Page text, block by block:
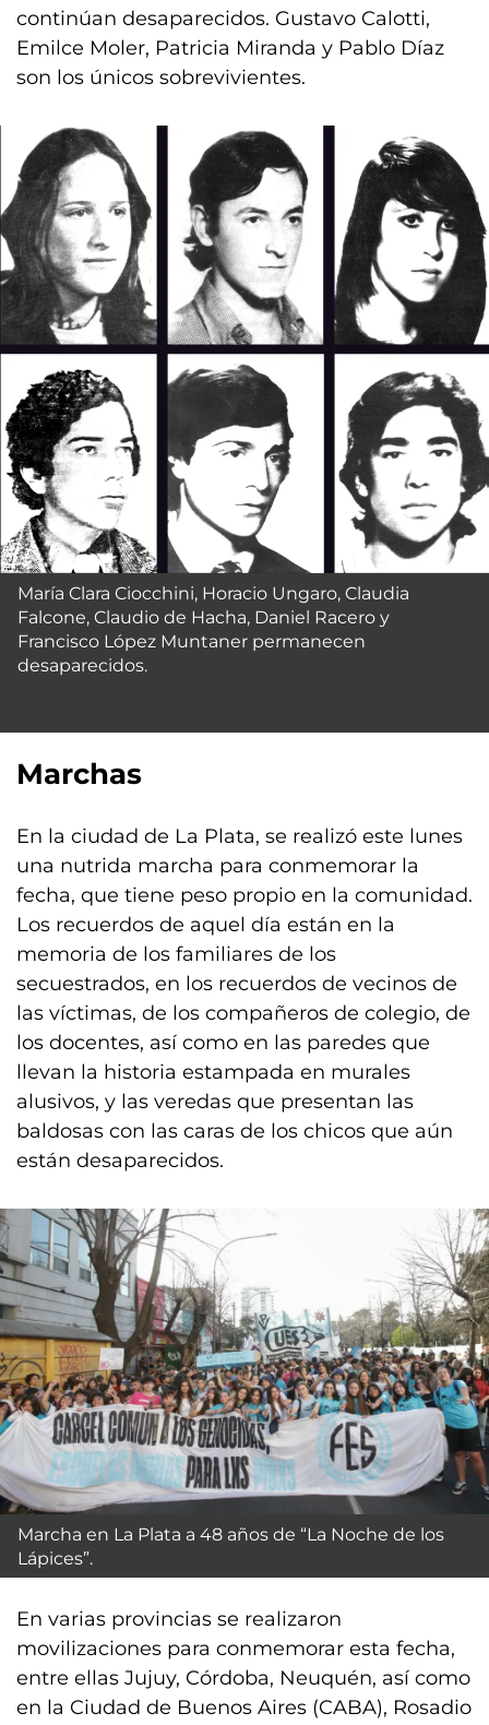
continúan desaparecidos. Gustavo Calotti,
Emilce Moler, Patricia Miranda y Pablo Díaz
son los únicos sobrevivientes.
María Clara Ciocchini, Horacio Ungaro, Claudia
Falcone, Claudio de Hacha, Daniel Racero y
Francisco López Muntaner permanecen
desaparecidos.
Marchas
En la ciudad de La Plata, se realizó este lunes
una nutrida marcha para conmemorar la
fecha, que tiene peso propio en la comunidad.
Los recuerdos de aquel día están en la
memoria de los familiares de los
secuestrados, en los recuerdos de vecinos de
las víctimas, de los compañeros de colegio, de
los docentes, así como en las paredes que
llevan la historia estampada en murales
alusivos, y las veredas que presentan las
baldosas con las caras de los chicos que aún
están desaparecidos.
Marcha en La Plata a 48 años de “La Noche de los
Lápices”.
En varias provincias se realizaron
movilizaciones para conmemorar esta fecha,
entre ellas Jujuy, Córdoba, Neuquén, así como
en la Ciudad de Buenos Aires (CABA), Rosadio